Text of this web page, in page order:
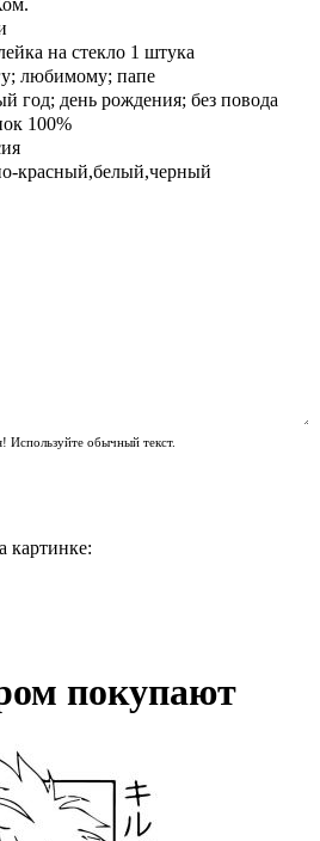
на стекло 1 штука
любимому; папе
год; день рождения; без повода
100%
красный,белый,черный
Используйте обычный текст.
картинке:
покупают